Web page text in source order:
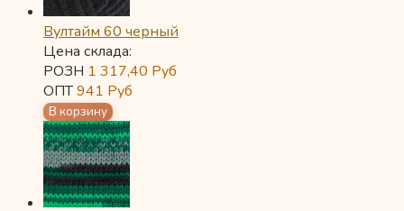
Вултайм 60 черный
Цена склада:
РОЗН 1 317,40 Руб
ОПТ941 Руб